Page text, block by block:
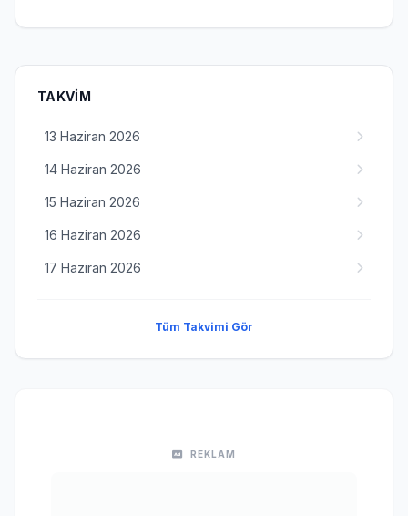
TAKVIM
13 Haziran 2026
14 Haziran 2026
15 Haziran 2026
16 Haziran 2026
17 Haziran 2026
Tüm Takvimi Gör
REKLAM